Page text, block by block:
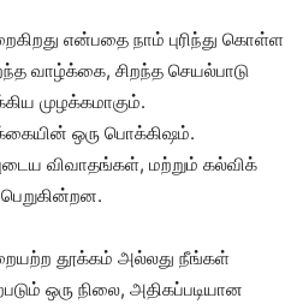
என்பதை நாம் புரிந்து கொள்ள
வாழ்க்கை, சிறந்த செயல்பாடு
முழக்கமாகும்.
ஒரு பொக்கிஷம்.
விவாதங்கள், மற்றும் கல்விக்
தூக்கம் அல்லது நீங்கள்
ஒரு நிலை, அதிகப்படியான